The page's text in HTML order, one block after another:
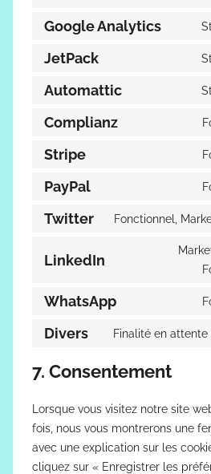
Google Analytics
JetPack
Automattic
Complianz
Stripe
PayPal
Twitter Fonctionnel,
LinkedIn
WhatsApp
Divers Finalité en attente
7. Consentement
Lorsque vous visitez notre site
fois, nous vous montrerons une
avec une explication sur les
cliquez sur « Enregistrer les